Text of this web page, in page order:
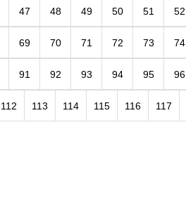
47 48 49 50 51 52
69 70 71 72 73 74
91 92 93 94 95 96
112 113 114 115 116 117